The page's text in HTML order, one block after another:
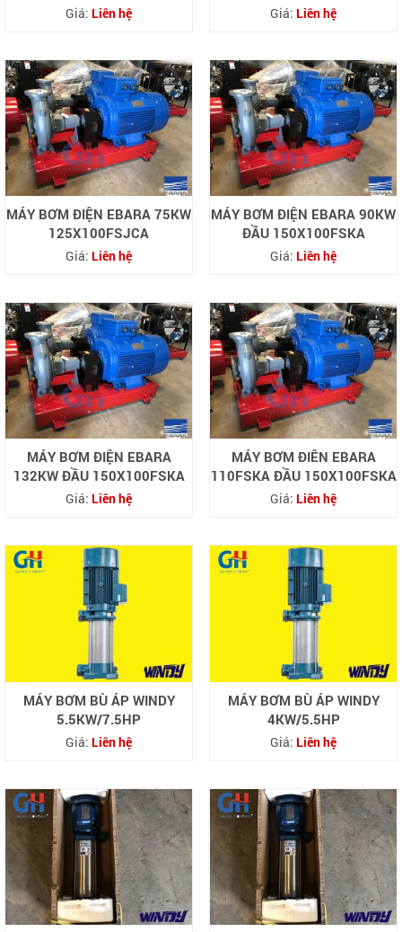
Giá: Liên hệ Giá: Liên hệ
MÁY BƠM ĐIỆN EBARA 75KW
125X100FSJCA
Giá: Liên hệ
MÁY BƠM ĐIỆN EBARA 90KW
ĐẦU 150X100FSKA
Giá: Liên hệ
MÁY BƠM ĐIỆN EBARA
132KW ĐẦU 150X100FSKA
Giá: Liên hệ
MÁY BƠM ĐIÊN EBARA
110FSKA ĐẦU 150X100FSKA
Giá: Liên hệ
MÁY BƠM BÙ ÁP WINDY
5.5KW/7.5HP
Giá: Liên hệ
MÁY BƠM BÙ ÁP WINDY
4KW/5.5HP
Giá: Liên hệ